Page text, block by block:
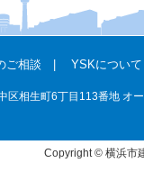
ご相談 YSKについて
相生町6丁目113番地
Copyright © 横浜市